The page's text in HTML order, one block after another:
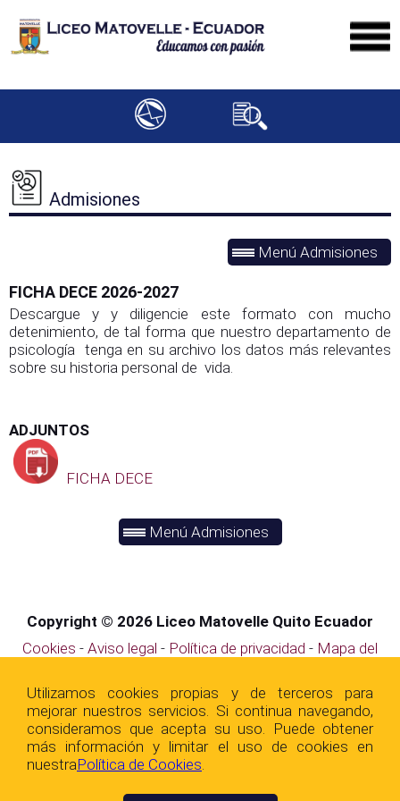
Admisiones
Menú Admisiones
FICHA DECE 2026-2027
Descargue y y diligencie este formato con mucho
detenimiento, de tal forma que nuestro departamento de
psicología tenga en su archivo los datos más relevantes
sobre su historia personal de vida.
ADJUNTOS
FICHA DECE
Menú Admisiones
Utilizamos cookies propias y de terceros para
mejorar nuestros servicios. Si continua navegando,
consideramos que acepta su uso. Puede obtener
más información y limitar el uso de cookies en
nuestraPolí­tica de Cookies.
Copyright © 2026 Liceo Matovelle Quito Ecuador
Cookies - Aviso legal - Política de privacidad - Mapa del